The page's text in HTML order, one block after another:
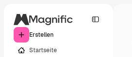
Erstellen
Startseite